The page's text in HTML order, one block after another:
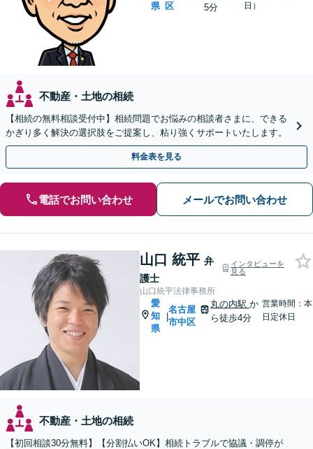
県 区
5分
日）
不動産・土地の相続
【相続の無料相談受付中】相続問題でお悩みの相談者さまに、できる
かぎり多く解決の選択肢をご提案し、粘り強くサポートいたします。
料金表を見る
電話でお問い合わせ メールでお問い合わせ
山口 統平 弁
護士
インタビューを
見る
山口統平法律事務所
愛
知
県
|
名古屋
市中区
丸の内駅か
ら徒歩4分
営業時間：本
日定休日
不動産・土地の相続
【初回相談30分無料】【分割払いOK】相続トラブルで協議・調停が